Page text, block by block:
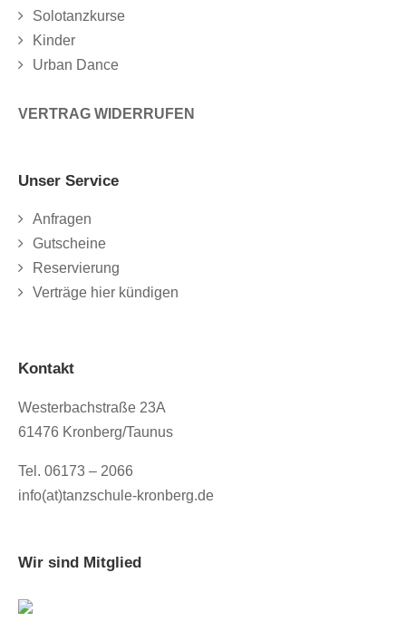
Solotanzkurse
Kinder
Urban Dance
VERTRAG WIDERRUFEN
Unser Service
Anfragen
Gutscheine
Reservierung
Verträge hier kündigen
Kontakt
Westerbachstraße 23A
61476 Kronberg/Taunus
Tel. 06173 – 2066
info(at)tanzschule-kronberg.de
Wir sind Mitglied